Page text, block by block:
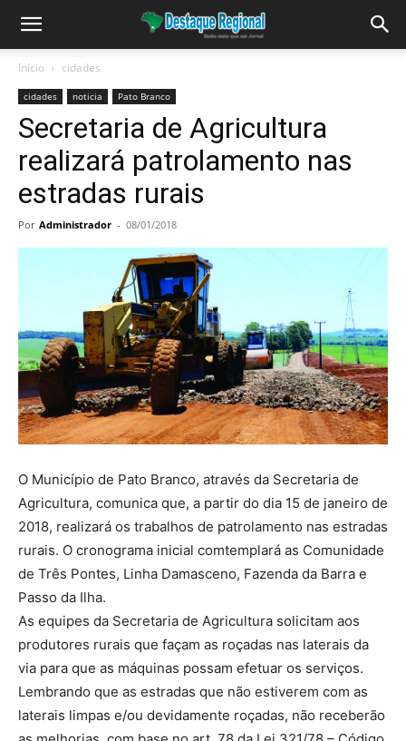
Início cidades
cidades noticia Pato Branco
Secretaria de Agricultura
realizará patrolamento nas
estradas rurais
Por Administrador - 08/01/2018
O Município de Pato Branco, através da Secretaria de
Agricultura, comunica que, a partir do dia 15 de janeiro de
2018, realizará os trabalhos de patrolamento nas estradas
rurais. O cronograma inicial comtemplará as Comunidade
de Três Pontes, Linha Damasceno, Fazenda da Barra e
Passo da Ilha.
As equipes da Secretaria de Agricultura solicitam aos
produtores rurais que façam as roçadas nas laterais da
via para que as máquinas possam efetuar os serviços.
Lembrando que as estradas que não estiverem com as
laterais limpas e/ou devidamente roçadas, não receberão